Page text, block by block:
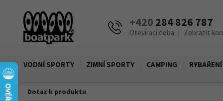
+420 284 826 787
Otevírací doba | Zobrazit
VODNÍ SPORTY ZIMNÍ SPORTY CAMPING RYBAŘENÍ
Dotaz k produktu